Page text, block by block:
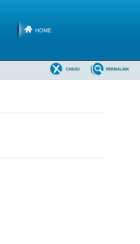
HOME
PERMALINK
CHIUDI